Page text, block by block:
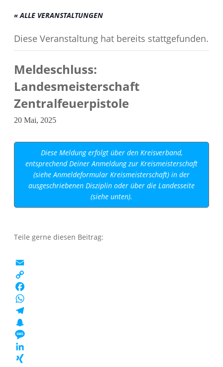
« ALLE VERANSTALTUNGEN
Diese Veranstaltung hat bereits stattgefunden.
Meldeschluss:
Landesmeisterschaft
Zentralfeuerpistole
20 Mai, 2025
Diese Meldung erfolgt über den Kreisverband,
entsprechend Deiner Anmeldung zur Kreismeisterschaft
(siehe Anmeldeformular Kreismeisterschaft) in der
ausgeschriebenen Disziplin oder über die Landesseite
(siehe unten).
Teile gerne diesen Beitrag:
EMAIL
COPY
LINK
FACEBOOK
WHATSAPP
TELEGRAM
SNAPCHAT
MESSAGE
LINKEDIN